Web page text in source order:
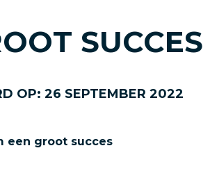
SUCCES
OP: 26 SEPTEMBER 2022
een groot succes